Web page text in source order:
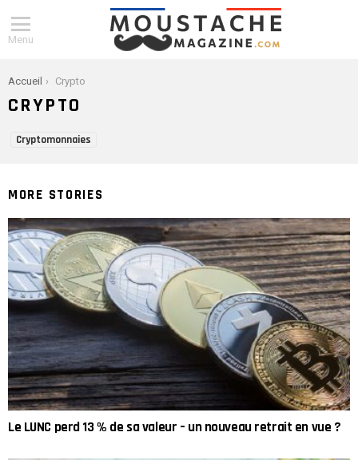
Menu
You are here:
Accueil Crypto
CRYPTO
SUBTERMS
Cryptomonnaies
MORE STORIES
Le LUNC perd 13 % de sa valeur – un nouveau retrait en vue ?